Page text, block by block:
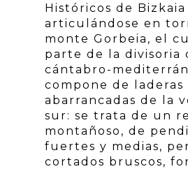
Históricos de Bizkaia
articulándose en
monte Gorbeia, el
parte de la divisoria
cántabro-
compone de laderas
abarrancadas de la
sur: se trata de un
montañoso, de
fuertes y medias,
cortados bruscos,